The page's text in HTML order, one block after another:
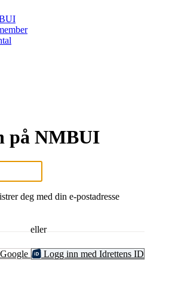
på NMBUI
deg med din e-postadresse
eller
Logg inn med Idrettens ID